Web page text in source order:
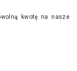
kwotę na nasze